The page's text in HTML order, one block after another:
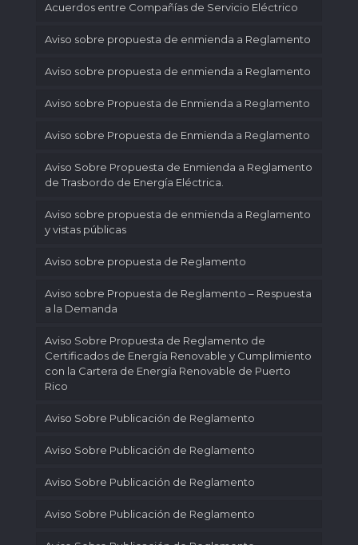
Acuerdos entre Compañías de Servicio Eléctrico
Aviso sobre propuesta de enmienda a Reglamento
Aviso sobre propuesta de enmienda a Reglamento
Aviso sobre Propuesta de Enmienda a Reglamento
Aviso sobre Propuesta de Enmienda a Reglamento
Aviso Sobre Propuesta de Enmienda a Reglamento
de Trasbordo de Energía Eléctrica.
Aviso sobre propuesta de enmienda a Reglamento
y vistas públicas
Aviso sobre propuesta de Reglamento
Aviso sobre Propuesta de Reglamento – Respuesta
a la Demanda
Aviso Sobre Propuesta de Reglamento de
Certificados de Energía Renovable y Cumplimiento
con la Cartera de Energía Renovable de Puerto
Rico
Aviso Sobre Publicación de Reglamento
Aviso Sobre Publicación de Reglamento
Aviso Sobre Publicación de Reglamento
Aviso Sobre Publicación de Reglamento